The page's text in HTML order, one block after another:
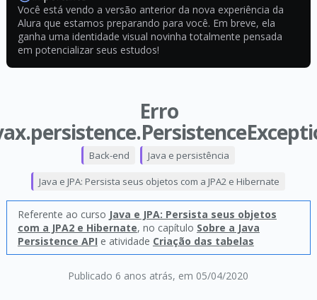
Você está vendo a versão anterior da nova experiência da
Alura que estamos preparando para você. Em breve, ela
ganha uma identidade visual novinha totalmente pensada
em potencializar seus estudos!
Erro
Publicado 6 anos atrás, em 05/04/2020
Back-end Java e persistência
Java e JPA: Persista seus objetos com a JPA2 e Hibernate
Referente ao curso Java e JPA: Persista seus objetos
com a JPA2 e Hibernate, no capítulo Sobre a Java
Persistence API e atividade Criação das tabelas